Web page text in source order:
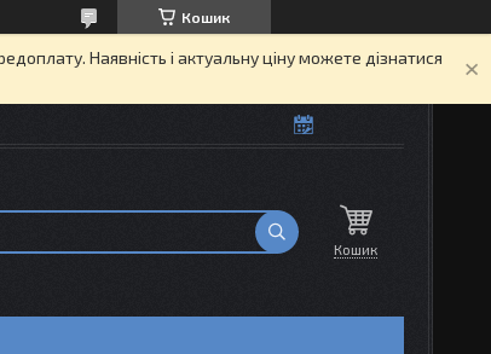
Кошик
Наявність і актуальну ціну можете дізнатися
Кошик